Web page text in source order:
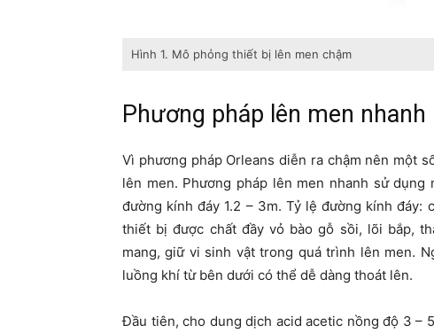
Hình 1. Mô phỏng thiết bị lên men chậm
Phương pháp lên men nhanh
Vì phương pháp Orleans diễn ra chậm nên một
lên men. Phương pháp lên men nhanh sử
đường kính đáy 1.2 – 3m. Tỷ lệ đường kính
thiết bị được chất đầy vỏ bào gỗ sồi, lõi bắp,
mang, giữ vi sinh vật trong quá trình lên men.
luồng khí từ bên dưới có thể dễ dàng thoát lên.
Đầu tiên, cho dung dịch acid acetic nồng độ 3 –